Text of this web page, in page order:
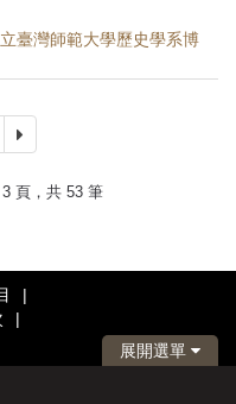
臺灣師範大學歷史學系博
一
頁，共 53 筆
|
|
展開選單